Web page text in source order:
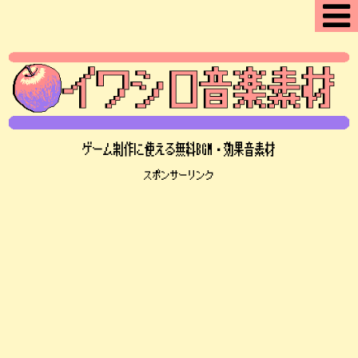
ゲーム制作に使える無料BGM・効果音素材
スポンサーリンク